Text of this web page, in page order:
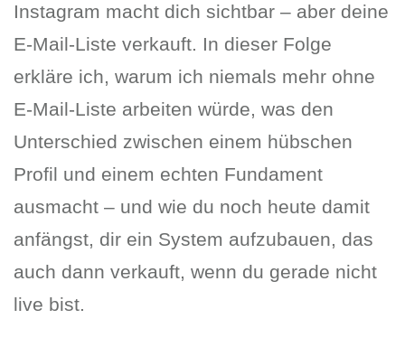
Instagram macht dich sichtbar – aber deine
E-Mail-Liste verkauft. In dieser Folge
erkläre ich, warum ich niemals mehr ohne
E-Mail-Liste arbeiten würde, was den
Unterschied zwischen einem hübschen
Profil und einem echten Fundament
ausmacht – und wie du noch heute damit
anfängst, dir ein System aufzubauen, das
auch dann verkauft, wenn du gerade nicht
live bist.